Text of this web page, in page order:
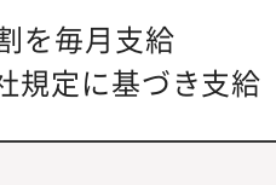
を毎月支給
規定に基づき支給